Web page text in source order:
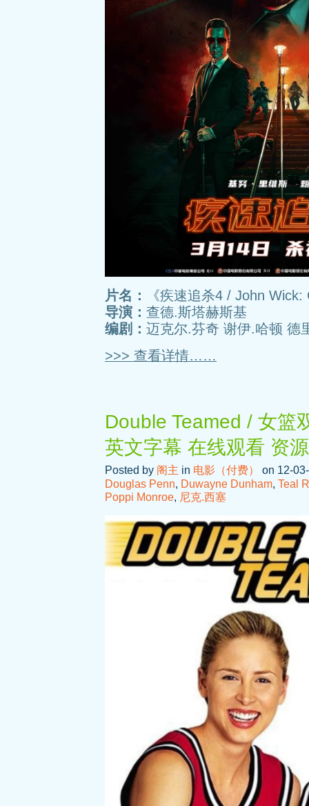
片名：
《疾速追杀4 / John
导演： 查德.斯塔赫斯基
编剧： 迈克尔.芬奇 谢伊.哈顿
>>> 查看详情……
Double Teamed / 女篮
英文字幕 在线观看 资
Posted by 阁主 in 电影（付费）
on 12-
Douglas Penn, Duwayne Dunham, Teal
Poppi Monroe, 尼克.西塞